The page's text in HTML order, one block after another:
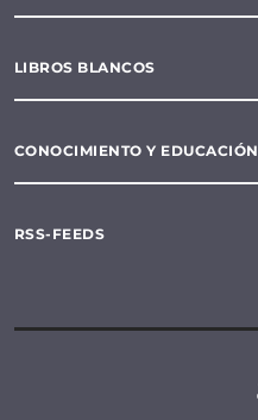
LIBROS BLANCOS
CONOCIMIENTO Y EDUCACIÓN
RSS-FEEDS